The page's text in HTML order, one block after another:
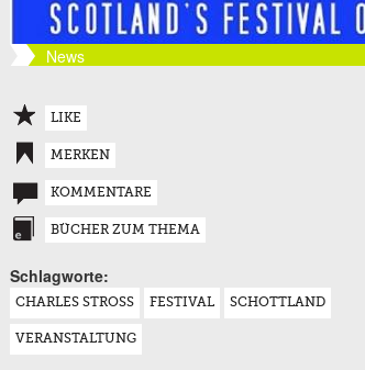
News
LIKE
MERKEN
KOMMENTARE
BÜCHER ZUM THEMA
Schlagworte:
CHARLES STROSS FESTIVAL SCHOTTLAND
VERANSTALTUNG